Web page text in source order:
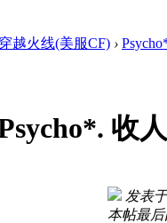
越火线(美服CF) ›
收
发表
本帖最后